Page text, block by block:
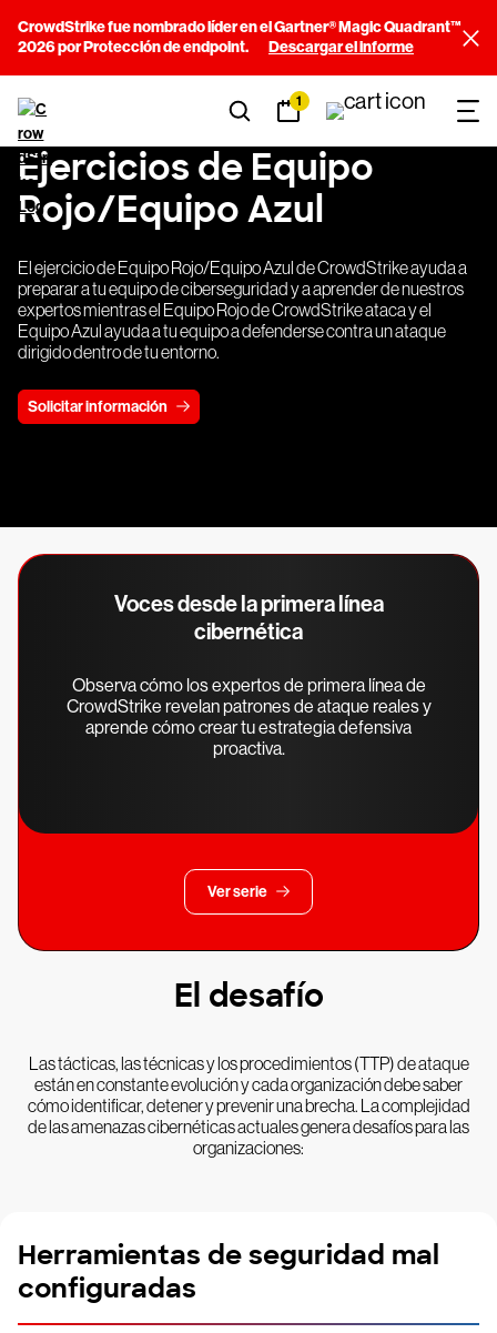
CrowdStrike fue nombrado líder en el Gartner® Magic Quadrant™
2026 por Protección de endpoint.
Descargar el informe
1
Ejercicios de Equipo
Rojo/Equipo Azul
El ejercicio de Equipo Rojo/Equipo Azul de CrowdStrike ayuda a
preparar a tu equipo de ciberseguridad y a aprender de nuestros
expertos mientras el Equipo Rojo de CrowdStrike ataca y el
Equipo Azul ayuda a tu equipo a defenderse contra un ataque
dirigido dentro de tu entorno.
Solicitar información
Voces desde la primera línea
cibernética
Observa cómo los expertos de primera línea de
CrowdStrike revelan patrones de ataque reales y
aprende cómo crear tu estrategia defensiva
proactiva.
Ver serie
El desafío
Las tácticas, las técnicas y los procedimientos (TTP) de ataque
están en constante evolución y cada organización debe saber
cómo identificar, detener y prevenir una brecha. La complejidad
de las amenazas cibernéticas actuales genera desafíos para las
organizaciones:
Herramientas de seguridad mal
configuradas